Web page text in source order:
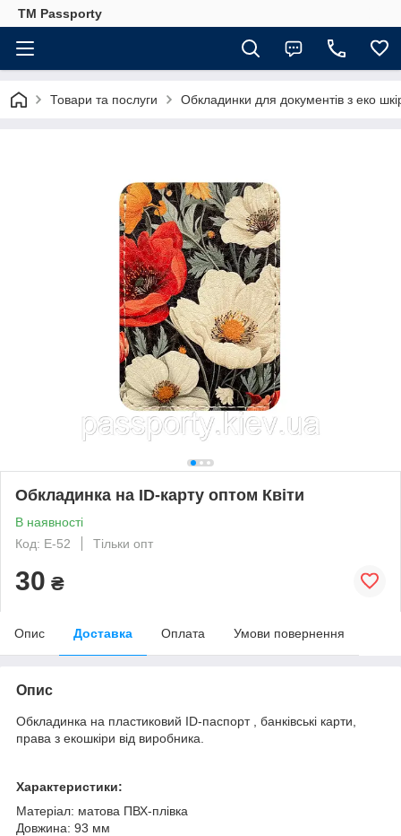
TM Passporty
Товари та послуги Обкладинки для документів з еко
Обкладинка на ID-карту оптом Квіти
В наявності
Код: E-52
Тільки опт
30 ₴
Опис Доставка Оплата Умови повернення
Опис
Обкладинка на пластиковий ID-паспорт , банківські карти,
права з екошкіри від виробника.
Характеристики:
Матеріал: матова ПВХ-плівка
Довжина: 93 мм